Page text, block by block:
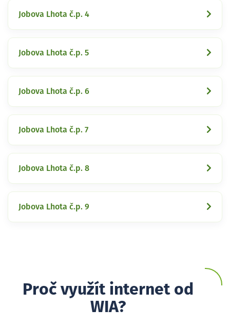
Jobova Lhota č.p. 4
Jobova Lhota č.p. 5
Jobova Lhota č.p. 6
Jobova Lhota č.p. 7
Jobova Lhota č.p. 8
Jobova Lhota č.p. 9
Proč využít internet od
WIA?